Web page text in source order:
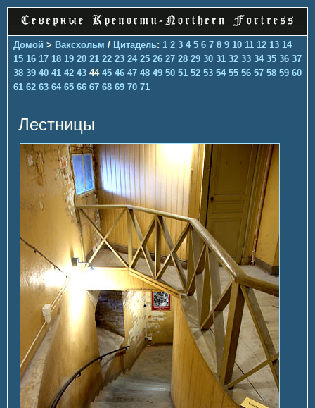
Домой > Ваксхольм / Цитадель: 1 2 3 4 5 6 7 8 9 10 11 12 13 14
15 16 17 18 19 20 21 22 23 24 25 26 27 28 29 30 31 32 33 34 35 36 37
38 39 40 41 42 43 44 45 46 47 48 49 50 51 52 53 54 55 56 57 58 59 60
61 62 63 64 65 66 67 68 69 70 71
Лестницы